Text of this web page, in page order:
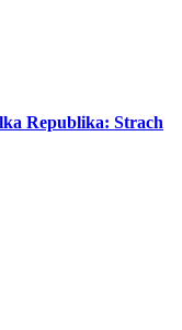
Republika: Strach